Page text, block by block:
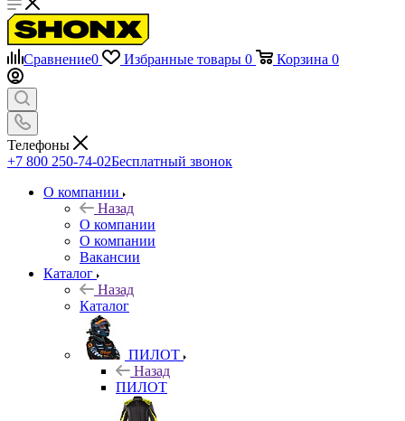
Сравнение0 Избранные товары 0 Корзина 0
Телефоны
+7 800 250-74-02Бесплатный звонок
О компании
Назад
О компании
О компании
Вакансии
Каталог
Назад
Каталог
ПИЛОТ
Назад
ПИЛОТ